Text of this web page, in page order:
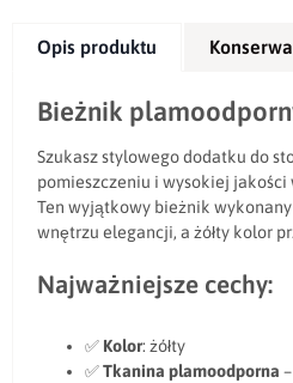
Opis produktu
Bieżnik
Szukasz stylowego dodatku do
pomieszczeniu i wysokiej jakości
Ten wyjątkowy bieżnik wykonany
wnętrzu elegancji, a żółty kolor
Najważniejsze cechy:
✅ Kolor: żółty
✅Tkanina plamoodporna